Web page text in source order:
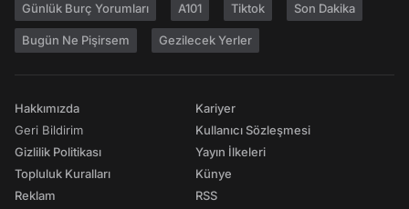
Günlük Burç Yorumları A101 Tiktok Son Dakika
Bugün Ne Pişirsem Gezilecek Yerler
Hakkımızda
Geri Bildirim
Gizlilik Politikası
Topluluk Kuralları
Reklam
Kariyer
Kullanıcı Sözleşmesi
Yayın İlkeleri
Künye
RSS